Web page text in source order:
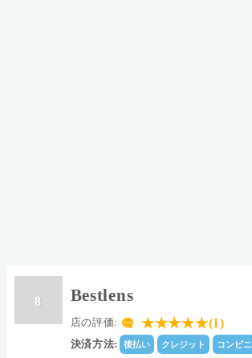
8 Bestlens
店の評価: ★★★★★(1)
決済方法: 後払い クレジット コンビニ